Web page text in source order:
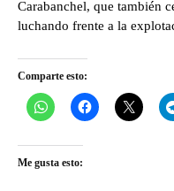
Carabanchel, que también
luchando frente a la
Comparte esto:
Me gusta esto: